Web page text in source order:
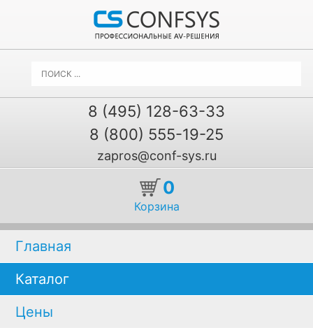
8 (495) 128-63-33
8 (800) 555-19-25
zapros@conf-sys.ru
0
Корзина
Главная
Каталог
Цены